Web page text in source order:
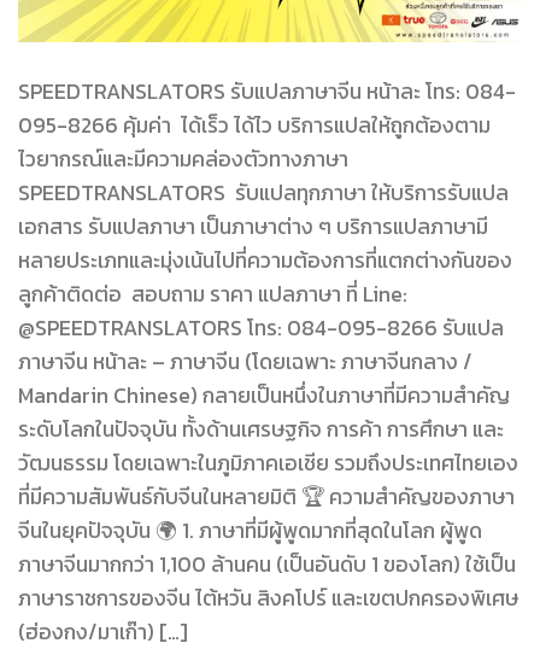
SPEEDTRANSLATORS รับแปลภาษาจีน หน้าละ โทร: 084-
095-8266 คุ้มค่า ได้เร็ว ได้ไว บริการแปลให้ถูกต้องตาม
ไวยากรณ์และมีความคล่องตัวทางภาษา
SPEEDTRANSLATORS รับแปลทุกภาษา ให้บริการรับแปล
เอกสาร รับแปลภาษา เป็นภาษาต่าง ๆ บริการแปลภาษามี
หลายประเภทและมุ่งเน้นไปที่ความต้องการที่แตกต่างกันของ
ลูกค้าติดต่อ สอบถาม ราคา แปลภาษา ที่ Line:
@SPEEDTRANSLATORS โทร: 084-095-8266 รับแปล
ภาษาจีน หน้าละ – ภาษาจีน (โดยเฉพาะ ภาษาจีนกลาง /
Mandarin Chinese) กลายเป็นหนึ่งในภาษาที่มีความสำคัญ
ระดับโลกในปัจจุบัน ทั้งด้านเศรษฐกิจ การค้า การศึกษา และ
วัฒนธรรม โดยเฉพาะในภูมิภาคเอเชีย รวมถึงประเทศไทยเอง
ที่มีความสัมพันธ์กับจีนในหลายมิติ 🏆 ความสำคัญของภาษา
จีนในยุคปัจจุบัน 🌍 1. ภาษาที่มีผู้พูดมากที่สุดในโลก ผู้พูด
ภาษาจีนมากกว่า 1,100 ล้านคน (เป็นอันดับ 1 ของโลก) ใช้เป็น
ภาษาราชการของจีน ไต้หวัน สิงคโปร์ และเขตปกครองพิเศษ
(ฮ่องกง/มาเก๊า) […]